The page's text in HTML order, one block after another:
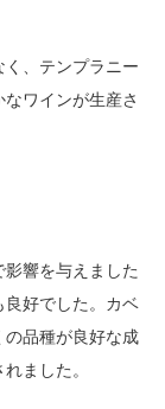
く、テンプラニー
ワインが生産さ
響を与えました
良好でした。カベ
の品種が良好な成
ました。